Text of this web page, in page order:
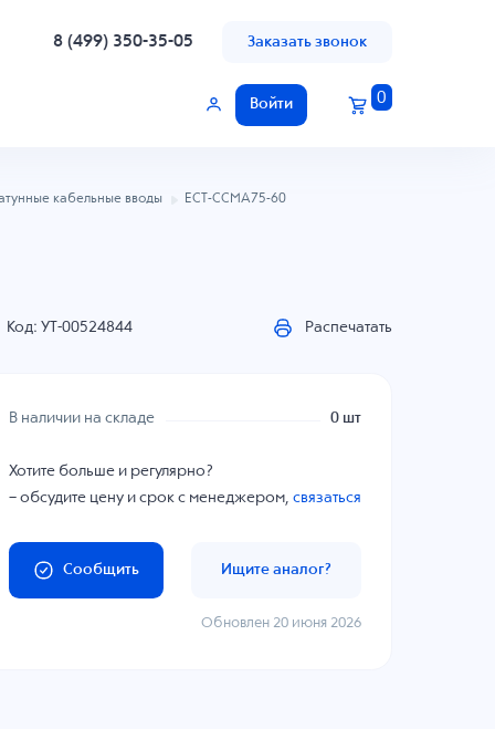
8 (499) 350-35-05 Заказать звонок
Войти 0
кабельные вводы ECT-CCMA75-60
Код: УТ-00524844 Распечатать
В наличии на складе 0 шт
Хотите больше и регулярно?
– обсудите цену и срок с менеджером,связаться
Сообщить Ищите аналог?
Обновлен 20 июня 2026